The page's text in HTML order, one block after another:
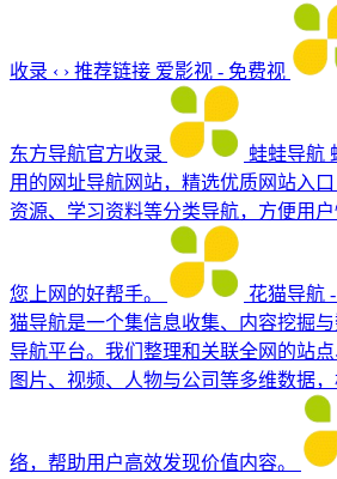
收录 ‹ › 推荐链接 爱影视 - 免费视
东方导航官方收录 蛙蛙导航
用的网址导航网站，精选优质网站入
资源、学习资料等分类导航，方便用
您上网的好帮手。 花猫导航
猫导航是一个集信息收集、内容挖掘
导航平台。我们整理和关联全网的站点
图片、视频、人物与公司等多维数据
络，帮助用户高效发现价值内容。